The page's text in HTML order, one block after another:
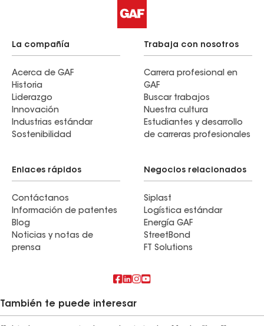
La compañía
Acerca de GAF
Historia
Liderazgo
Innovación
Industrias estándar
Sostenibilidad
Trabaja con nosotros
Carrera profesional en
GAF
Buscar trabajos
Nuestra cultura
Estudiantes y desarrollo
de carreras profesionales
Enlaces rápidos
Contáctanos
Información de patentes
Blog
Noticias y notas de
prensa
Negocios relacionados
Siplast
Logística estándar
Energía GAF
StreetBond
FT Solutions
También te puede interesar